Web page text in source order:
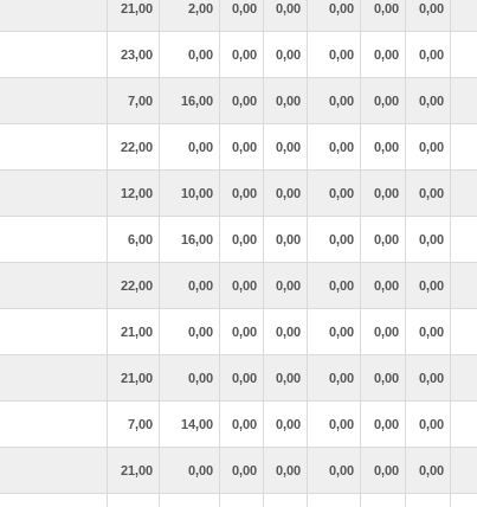
21,00 2,00 0,00 0,00 0,00 0,00 0,00
23,00 0,00 0,00 0,00 0,00 0,00 0,00
7,00 16,00 0,00 0,00 0,00 0,00 0,00
22,00 0,00 0,00 0,00 0,00 0,00 0,00
12,00 10,00 0,00 0,00 0,00 0,00 0,00
6,00 16,00 0,00 0,00 0,00 0,00 0,00
22,00 0,00 0,00 0,00 0,00 0,00 0,00
21,00 0,00 0,00 0,00 0,00 0,00 0,00
21,00 0,00 0,00 0,00 0,00 0,00 0,00
7,00 14,00 0,00 0,00 0,00 0,00 0,00
21,00 0,00 0,00 0,00 0,00 0,00 0,00